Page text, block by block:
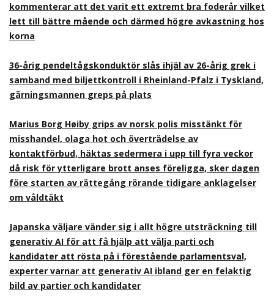
kommenterar att det varit ett extremt bra foderår vilket
lett till bättre mående och därmed högre avkastning hos
korna
36-årig pendeltågskonduktör slås ihjäl av 26-årig grek i
samband med biljettkontroll i Rheinland-Pfalz i Tyskland,
gärningsmannen greps på plats
Marius Borg Høiby grips av norsk polis misstänkt för
misshandel, olaga hot och överträdelse av
kontaktförbud, häktas sedermera i upp till fyra veckor
då risk för ytterligare brott anses föreligga, sker dagen
före starten av rättegång rörande tidigare anklagelser
om våldtäkt
Japanska väljare vänder sig i allt högre utsträckning till
generativ AI för att få hjälp att välja parti och
kandidater att rösta på i förestående parlamentsval,
experter varnar att generativ AI ibland ger en felaktig
bild av partier och kandidater